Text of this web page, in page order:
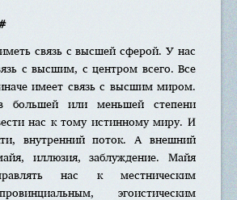
связь с высшей сферой. У нас
с высшим, с центром всего. Все
имеет связь с высшим миром.
большей или меньшей степени
нас к тому истинному миру. И
внутренний поток. А внешний
иллюзия, заблуждение. Майя
нас к местническим
эгоистическим